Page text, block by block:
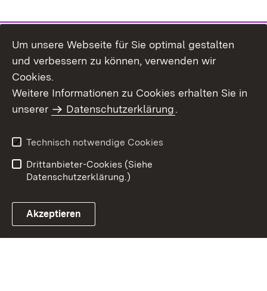
Um unsere Webseite für Sie optimal gestalten
und verbessern zu können, verwenden wir
Cookies.
Weitere Informationen zu Cookies erhalten Sie in
unserer
Datenschutzerklärung.
Technisch notwendige Cookies
Drittanbieter-Cookies (Siehe
Datenschutzerklärung.)
Akzeptieren